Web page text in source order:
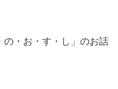
の・お・す・し」のお話